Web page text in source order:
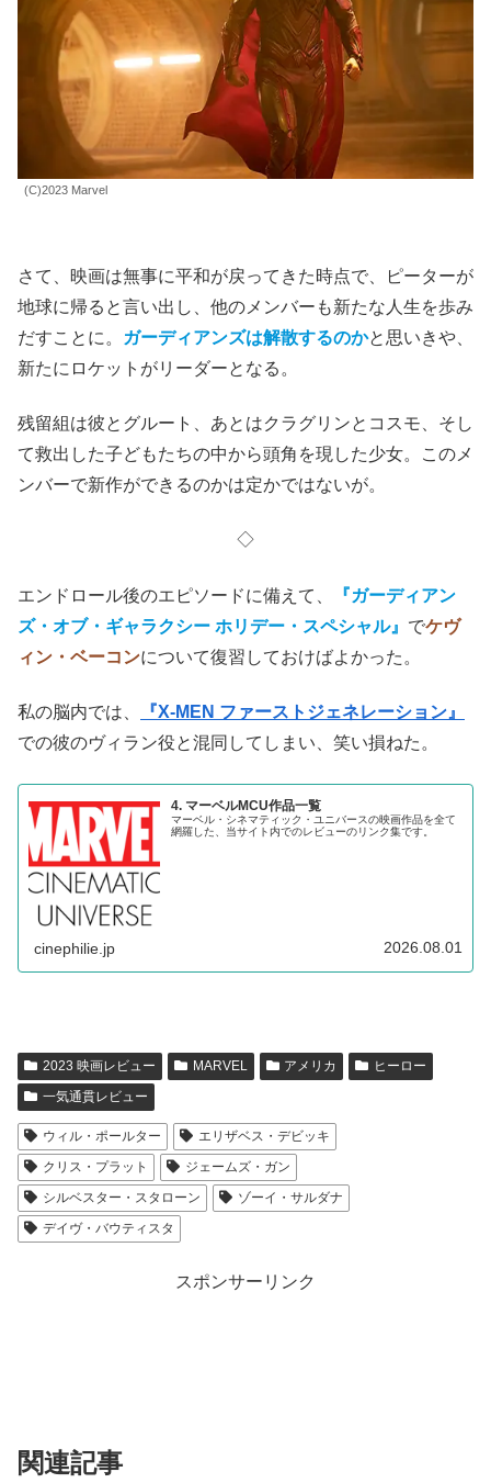
(C)2023 Marvel
さて、映画は無事に平和が戻ってきた時点で、ピーターが
地球に帰ると言い出し、他のメンバーも新たな人生を歩み
だすことに。
ガーディアンズは解散するのかと思いきや、
新たにロケットがリーダーとなる。
残留組は彼とグルート、あとはクラグリンとコスモ、そし
て救出した子どもたちの中から頭角を現した少女。このメ
ンバーで新作ができるのかは定かではないが。
◇
エンドロール後のエピソードに備えて、
『ガーディアン
ズ・オブ・ギャラクシー ホリデー・スペシャル』 でケヴ
ィン・ベーコンについて復習しておけばよかった。
私の脳内では、
『X-MEN ファーストジェネレーション』
での彼のヴィラン役と混同してしまい、笑い損ねた。
4. マーベルMCU作品一覧
マーベル・シネマティック・ユニバースの映画作品を全て
網羅した、当サイト内でのレビューのリンク集です。
cinephilie.jp 2026.08.01
2023 映画レビュー MARVEL アメリカ
ヒーロー
一気通貫レビュー
ウィル・ポールター
エリザベス・デビッキ
クリス・プラット
ジェームズ・ガン
シルベスター・スタローン
ゾーイ・サルダナ
デイヴ・バウティスタ
スポンサーリンク
関連記事